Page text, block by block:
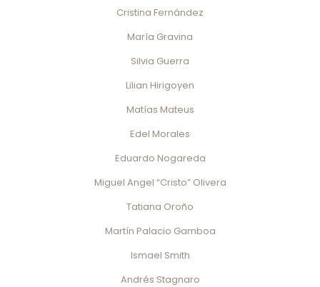
Cristina Fernández
María Gravina
Silvia Guerra
Lilian Hirigoyen
Matías Mateus
Edel Morales
Eduardo Nogareda
Miguel Angel “Cristo” Olivera
Tatiana Oroño
Martín Palacio Gamboa
Ismael Smith
Andrés Stagnaro